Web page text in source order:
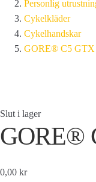
Personlig
Cykelkläder
Cykelhandskar
GORE® C5 GTX
Slut i lager
GORE®
0,00 kr